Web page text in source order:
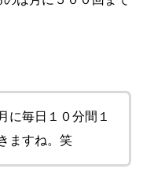
に毎日１０分間１
ますね。笑